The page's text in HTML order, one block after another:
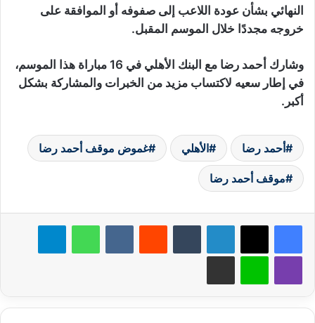
النهائي بشأن عودة اللاعب إلى صفوفه أو الموافقة على
خروجه مجددًا خلال الموسم المقبل.
وشارك أحمد رضا مع البنك الأهلي في 16 مباراة هذا الموسم،
في إطار سعيه لاكتساب مزيد من الخبرات والمشاركة بشكل
أكبر.
أحمد رضا الأهلي غموض موقف أحمد رضا
موقف أحمد رضا
لينكدإن واتساب
لاين